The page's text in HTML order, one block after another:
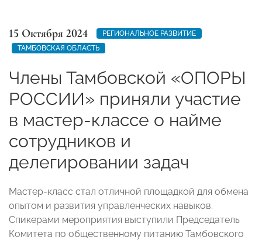
15 Октября 2024
РЕГИОНАЛЬНОЕ РАЗВИТИЕ
ТАМБОВСКАЯ ОБЛАСТЬ
Члены Тамбовской «ОПОРЫ
РОССИИ» приняли участие
в мастер-классе о найме
сотрудников и
делегировании задач
Мастер-класс стал отличной площадкой для обмена
опытом и развития управленческих навыков.
Спикерами мероприятия выступили Председатель
Комитета по общественному питанию Тамбовского